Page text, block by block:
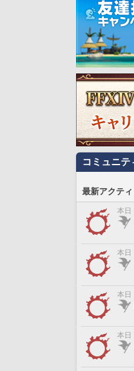
コミュニテ
最新アクティ
本日
本日
本日
本日